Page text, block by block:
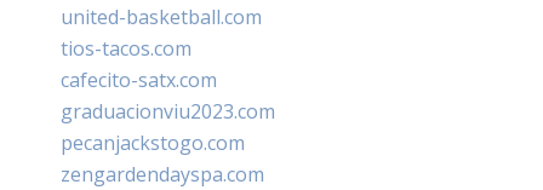
united-basketball.com
tios-tacos.com
cafecito-satx.com
graduacionviu2023.com
pecanjackstogo.com
zengardendayspa.com